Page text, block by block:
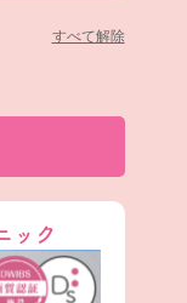
すべて解除
ック